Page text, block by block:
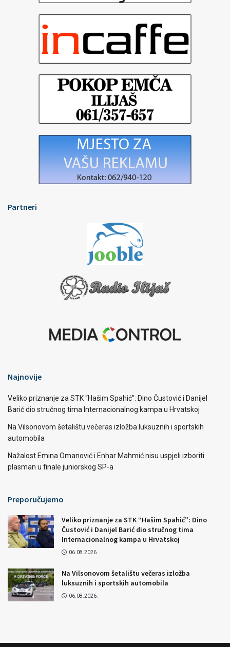
Partneri
Najnovije
Veliko priznanje za STK “Hašim Spahić”: Dino Čustović i Danijel
Barić dio stručnog tima Internacionalnog kampa u Hrvatskoj
Na Vilsonovom šetalištu večeras izložba luksuznih i sportskih
automobila
Nažalost Emina Omanović i Enhar Mahmić nisu uspjeli izboriti
plasman u finale juniorskog SP-a
Preporučujemo
Veliko priznanje za STK “Hašim Spahić”: Dino
Čustović i Danijel Barić dio stručnog tima
Internacionalnog kampa u Hrvatskoj
06.08.2026.
Na Vilsonovom šetalištu večeras izložba
luksuznih i sportskih automobila
06.08.2026.